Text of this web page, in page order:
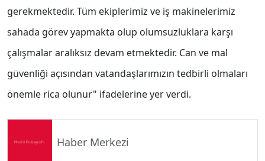
gerekmektedir. Tüm ekiplerimiz ve iş makinelerimiz
sahada görev yapmakta olup olumsuzluklara karşı
çalışmalar aralıksız devam etmektedir. Can ve mal
güvenliği açısından vatandaşlarımızın tedbirli olmaları
önemle rica olunur" ifadelerine yer verdi.
Haber Merkezi